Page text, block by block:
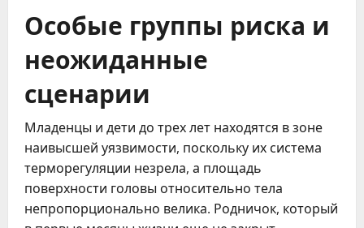
Особые группы риска и
неожиданные
сценарии
Младенцы и дети до трех лет находятся в зоне
наивысшей уязвимости, поскольку их система
терморегуляции незрела, а площадь
поверхности головы относительно тела
непропорционально велика. Родничок, который